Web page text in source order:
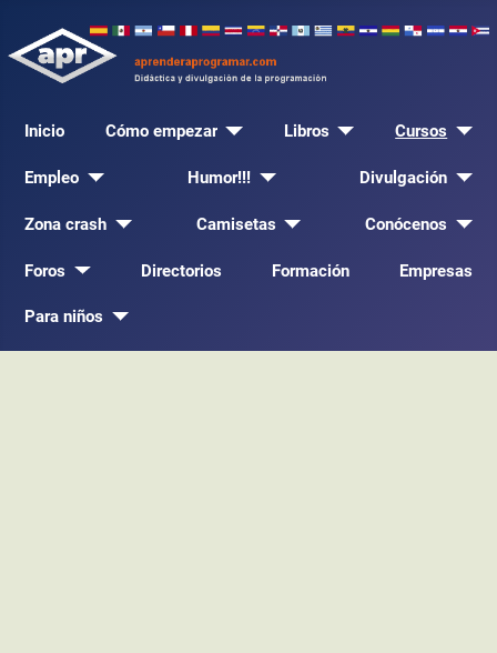
Inicio Cómo empezar Libros Cursos
Empleo Humor!!! Divulgación
Zona crash Camisetas Conócenos
Foros Directorios Formación Empresas
Para niños